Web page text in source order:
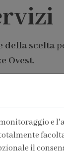
della scelta
Ovest.
e
il